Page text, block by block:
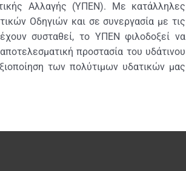
Αλλαγής (ΥΠΕΝ). Με κατάλληλες
Οδηγιών και σε συνεργασία με τις
συσταθεί, το ΥΠΕΝ φιλοδοξεί να
προστασία του υδάτινου
των πολύτιμων υδατικών μας